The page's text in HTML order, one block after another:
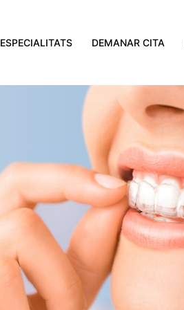
ESPECIALITATS DEMANAR CITA